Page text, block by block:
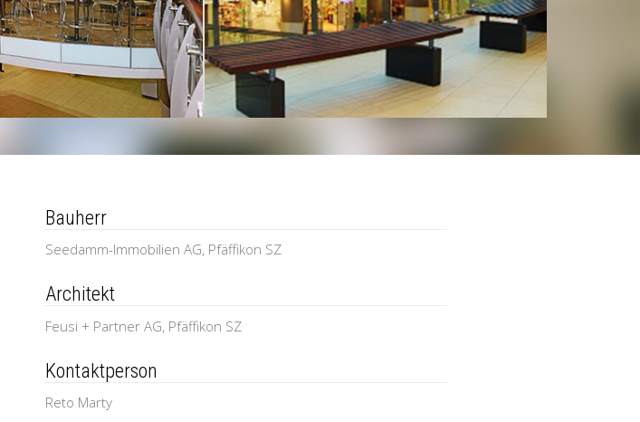
Bauherr
Seedamm-Immobilien AG, Pfäffikon SZ
Architekt
Feusi + Partner AG, Pfäffikon SZ
Kontaktperson
Reto Marty